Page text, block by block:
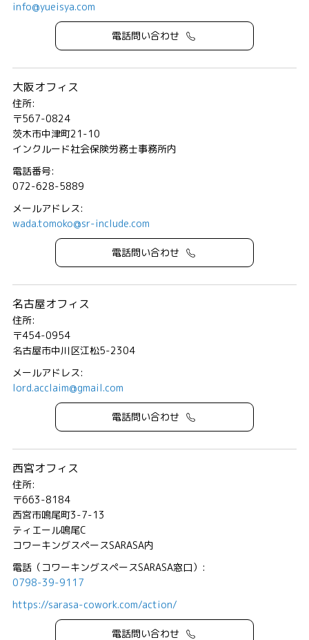
info@yueisya.com
電話問い合わせ
大阪オフィス
住所:
〒567-0824
茨木市中津町21-10
インクルード社会保険労務士事務所内
電話番号:
072-628-5889
メールアドレス:
wada.tomoko@sr-include.com
電話問い合わせ
名古屋オフィス
住所:
〒454-0954
名古屋市中川区江松5-2304
メールアドレス:
lord.acclaim@gmail.com
電話問い合わせ
西宮オフィス
住所:
〒663-8184
西宮市鳴尾町3-7-13
ティエール鳴尾C
コワーキングスペースSARASA内
電話（コワーキングスペースSARASA窓口）:
0798-39-9117
https://sarasa-cowork.com/action/
電話問い合わせ